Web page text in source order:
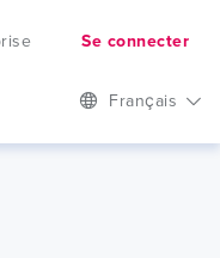
Se connecter
Français